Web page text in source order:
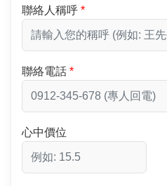
聯絡人稱呼
聯絡電話
心中價位